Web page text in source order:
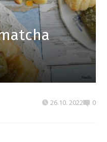
26.10. 2022 0